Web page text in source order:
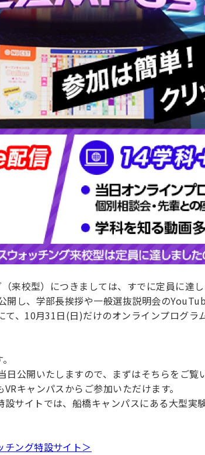
来校型）につきましては、すでに定員に達
開し、学部長挨拶や一般選抜説明会の
て、10月31日(日)だけのオンラインプログラ
日公開いたしますので、まずはそちらをご覧
キャンパスからご参加いただけます。
サイトでは、船橋キャンパスにある大型実
ング特設サイト＞